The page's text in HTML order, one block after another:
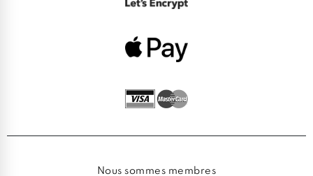
Nous sommes membres